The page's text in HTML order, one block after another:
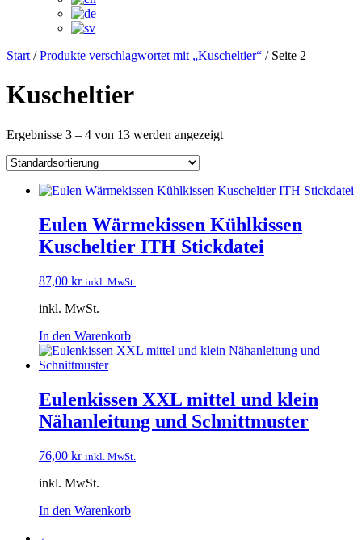
Start /Produkte verschlagwortet mit „Kuscheltier“ / Seite 2
Kuscheltier
Ergebnisse 3 – 4 von 13 werden angezeigt
Eulen Wärmekissen Kühlkissen
Kuscheltier ITH Stickdatei
87,00 kr inkl. MwSt.
inkl. MwSt.
In den Warenkorb
Eulenkissen XXL mittel und klein
Nähanleitung und Schnittmuster
76,00 kr inkl. MwSt.
inkl. MwSt.
In den Warenkorb